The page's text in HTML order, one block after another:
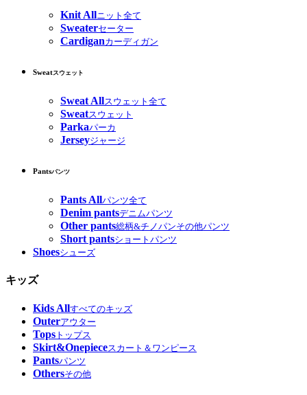
Knit Allニット全て
Sweaterセーター
Cardiganカーディガン
Sweatスウェット
Sweat Allスウェット全て
Sweatスウェット
Parkaパーカ
Jerseyジャージ
Pantsパンツ
Pants Allパンツ全て
Denim pantsデニムパンツ
Other pants総柄&チノパンその他パンツ
Short pantsショートパンツ
Shoesシューズ
キッズ
Kids Allすべてのキッズ
Outerアウター
Tops トップス
Skirt&Onepieceスカート＆ワンピース
Pantsパンツ
Othersその他